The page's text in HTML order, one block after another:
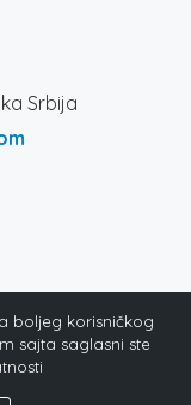
Srbija
boljeg korisničkog
sajta saglasni ste